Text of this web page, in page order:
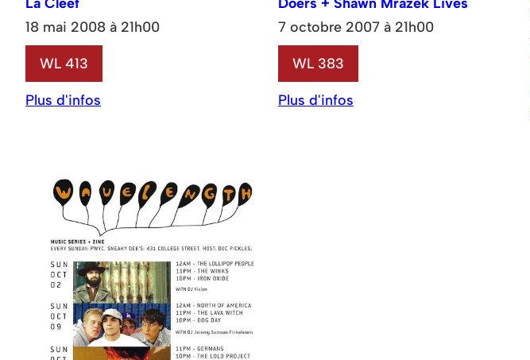
18 mai 2008 à 21h00
WL 413
Plus d'infos
7 octobre 2007 à 21h00
WL 383
Plus d'infos